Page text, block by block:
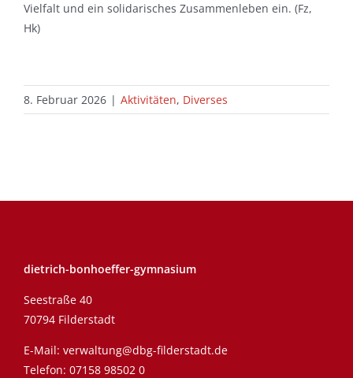
Vielfalt und ein solidarisches Zusammenleben ein. (Fz,
Hk)
8. Februar 2026 | Aktivitäten, Diverses
dietrich-bonhoeffer-gymnasium
Seestraße 40
70794 Filderstadt
E-Mail: verwaltung@dbg-filderstadt.de
Telefon: 07158 98502 0